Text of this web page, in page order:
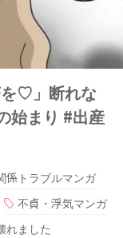
を♡」断れな
始まり #出産
係トラブルマンガ
不貞・浮気マンガ
れました